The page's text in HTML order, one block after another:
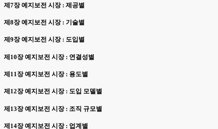
제7장 예지보전 시장 : 제공별
제8장 예지보전 시장 : 기술별
제9장 예지보전 시장 : 도입별
제10장 예지보전 시장 : 연결성별
제11장 예지보전 시장 : 용도별
제12장 예지보전 시장 : 도입 모델별
제13장 예지보전 시장 : 조직 규모별
제14장 예지보전 시장 : 업계별